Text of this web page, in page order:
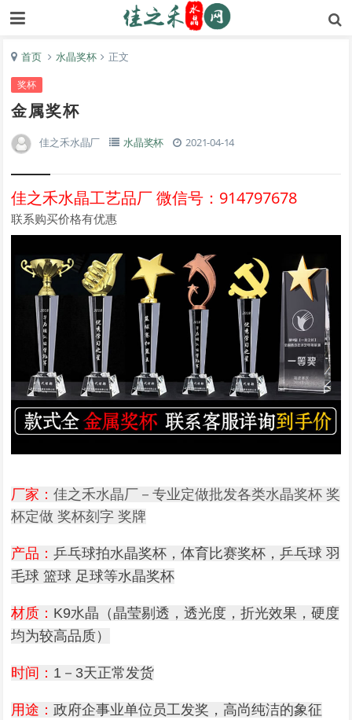
首页 水晶奖杯 正文
奖杯
金属奖杯
佳之禾水晶厂 水晶奖杯 2021-04-14
佳之禾水晶工艺品厂 微信号：914797678
联系购买价格有优惠
厂家：佳之禾水晶厂－专业定做批发各类水晶奖杯 奖
杯定做 奖杯刻字 奖牌
产品：乒乓球拍水晶奖杯，体育比赛奖杯，乒乓球 羽
毛球 篮球 足球等水晶奖杯
材质： K9水晶（晶莹剔透，透光度，折光效果，硬度
均为较高品质）
时间： 1－3天正常发货
用途：政府企事业单位员工发奖，高尚纯洁的象征